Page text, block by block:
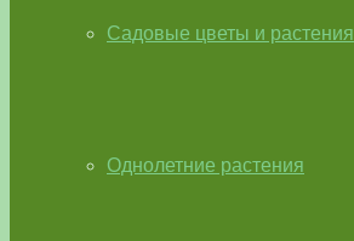
Садовые цветы и растения
Однолетние растения